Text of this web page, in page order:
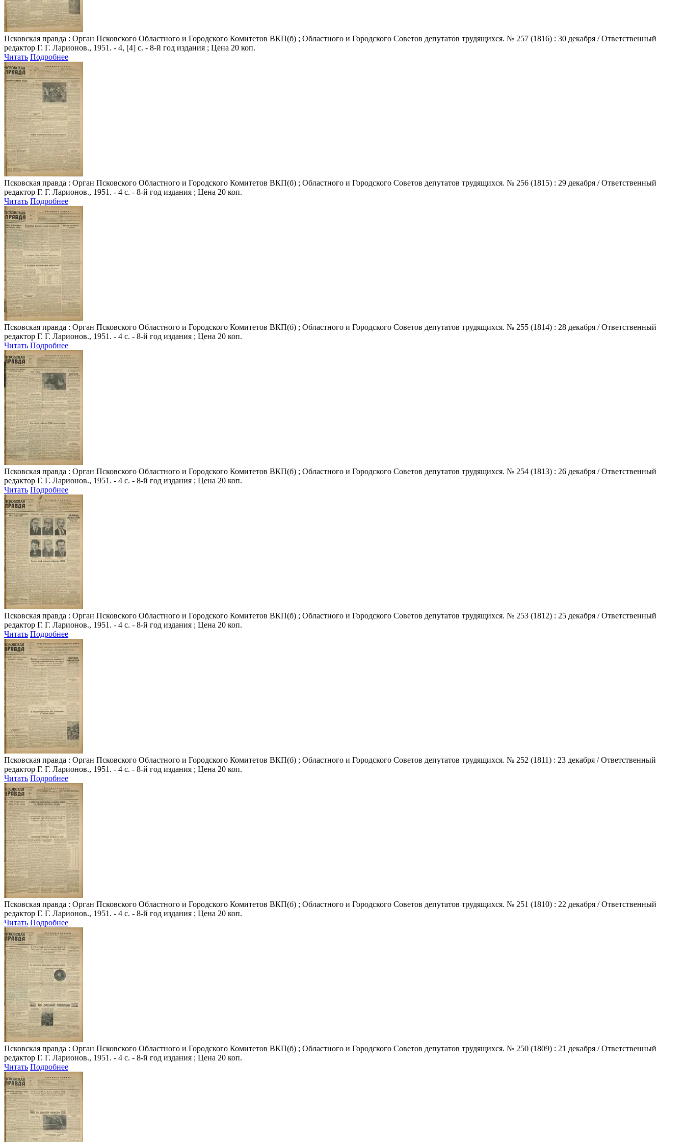
Псковская правда : Орган Псковского Областного и Городского Комитетов ВКП(б) ; Областного и Городского Советов депутатов трудящихся. № 257 (1816) : 30 декабря / Ответственный
редактор Г. Г. Ларионов., 1951. - 4, [4] с. - 8-й год издания ; Цена 20 коп.
Читать Подробнее
Псковская правда : Орган Псковского Областного и Городского Комитетов ВКП(б) ; Областного и Городского Советов депутатов трудящихся. № 256 (1815) : 29 декабря / Ответственный
редактор Г. Г. Ларионов., 1951. - 4 с. - 8-й год издания ; Цена 20 коп.
Читать Подробнее
Псковская правда : Орган Псковского Областного и Городского Комитетов ВКП(б) ; Областного и Городского Советов депутатов трудящихся. № 255 (1814) : 28 декабря / Ответственный
редактор Г. Г. Ларионов., 1951. - 4 с. - 8-й год издания ; Цена 20 коп.
Читать Подробнее
Псковская правда : Орган Псковского Областного и Городского Комитетов ВКП(б) ; Областного и Городского Советов депутатов трудящихся. № 254 (1813) : 26 декабря / Ответственный
редактор Г. Г. Ларионов., 1951. - 4 с. - 8-й год издания ; Цена 20 коп.
Читать Подробнее
Псковская правда : Орган Псковского Областного и Городского Комитетов ВКП(б) ; Областного и Городского Советов депутатов трудящихся. № 253 (1812) : 25 декабря / Ответственный
редактор Г. Г. Ларионов., 1951. - 4 с. - 8-й год издания ; Цена 20 коп.
Читать Подробнее
Псковская правда : Орган Псковского Областного и Городского Комитетов ВКП(б) ; Областного и Городского Советов депутатов трудящихся. № 252 (1811) : 23 декабря / Ответственный
редактор Г. Г. Ларионов., 1951. - 4 с. - 8-й год издания ; Цена 20 коп.
Читать Подробнее
Псковская правда : Орган Псковского Областного и Городского Комитетов ВКП(б) ; Областного и Городского Советов депутатов трудящихся. № 251 (1810) : 22 декабря / Ответственный
редактор Г. Г. Ларионов., 1951. - 4 с. - 8-й год издания ; Цена 20 коп.
Читать Подробнее
Псковская правда : Орган Псковского Областного и Городского Комитетов ВКП(б) ; Областного и Городского Советов депутатов трудящихся. № 250 (1809) : 21 декабря / Ответственный
редактор Г. Г. Ларионов., 1951. - 4 с. - 8-й год издания ; Цена 20 коп.
Читать Подробнее